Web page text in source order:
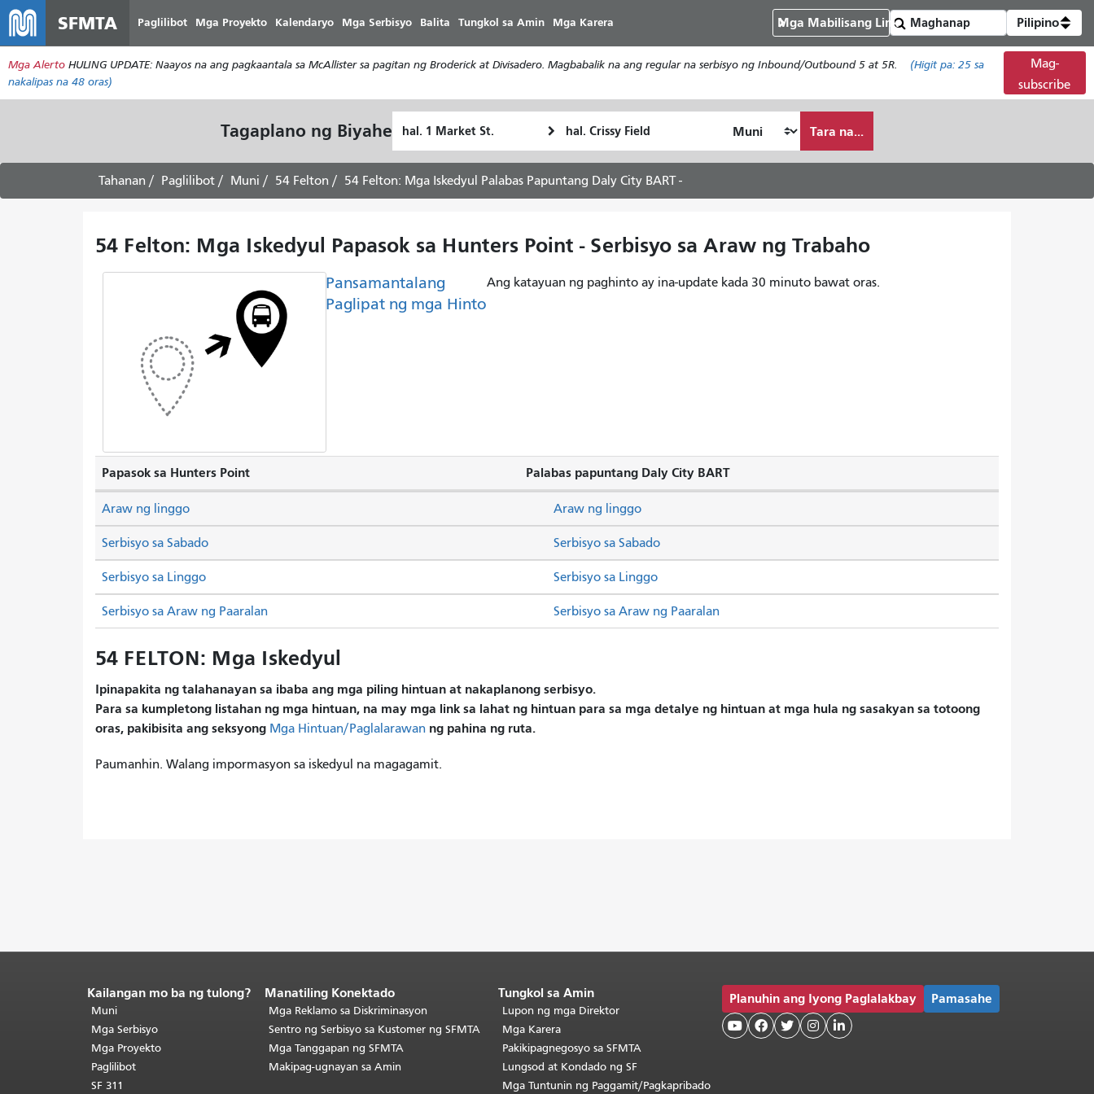
ang
pangunahing
nilalaman
SFMTA Paglilibot Mga Proyekto Kalendaryo Mga Serbisyo Balita Tungkol sa Amin Mga Karera Mga Mabilisang Link Pilipino
Mga Alerto HULING UPDATE: Naayos na ang pagkaantala sa McAllister sa pagitan ng Broderick at Divisadero. Magbabalik na ang regular na serbisyo ng Inbound/Outbound 5 at 5R. (Higit pa: 25 sa
nakalipas na 48 oras)
Mag-
subscribe
Tagaplano ng Biyahe
Pagtatapos
ko
gustong
maglakbay
Tara na...
Tahanan Paglilibot Muni 54 Felton 54 Felton: Mga Iskedyul Palabas Papuntang Daly City BART -
54 Felton: Mga Iskedyul Papasok sa Hunters Point - Serbisyo sa Araw ng Trabaho
Pansamantalang
Paglipat ng mga Hinto
Ang katayuan ng paghinto ay ina-update kada 30 minuto bawat oras.
Papasok sa Hunters Point Palabas papuntang Daly City BART
Serbisyo sa Sabado Serbisyo sa Sabado
Serbisyo sa Linggo Serbisyo sa Linggo
Araw ng linggo Araw ng linggo
Serbisyo sa Araw ng Paaralan Serbisyo sa Araw ng Paaralan
54 FELTON: Mga Iskedyul
Ipinapakita ng talahanayan sa ibaba ang mga piling hintuan at nakaplanong serbisyo.
Para sa kumpletong listahan ng mga hintuan, na may mga link sa lahat ng hintuan para sa mga detalye ng hintuan at mga hula ng sasakyan sa totoong
oras, pakibisita ang seksyong Mga Hintuan/Paglalarawan ng pahina ng ruta.
Paumanhin. Walang impormasyon sa iskedyul na magagamit.
Katapusan
ng
nilalaman
ng
pahina.Ang
natitirang
Kailangan mo ba ng tulong?
Muni
Mga Serbisyo
Mga Proyekto
Paglilibot
SF 311
Manatiling Konektado
Mga Reklamo sa Diskriminasyon
Sentro ng Serbisyo sa Kustomer ng SFMTA
Mga Tanggapan ng SFMTA
Makipag-ugnayan sa Amin
Tungkol sa Amin
Lupon ng mga Direktor
Mga Karera
Pakikipagnegosyo sa SFMTA
Lungsod at Kondado ng SF
Mga Tuntunin ng Paggamit/Pagkapribado
Planuhin ang Iyong Paglalakbay Pamasahe
    